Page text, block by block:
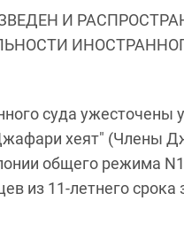
И
суда ужесточены
хеят" (Члены
общего режима
из 11-летнего